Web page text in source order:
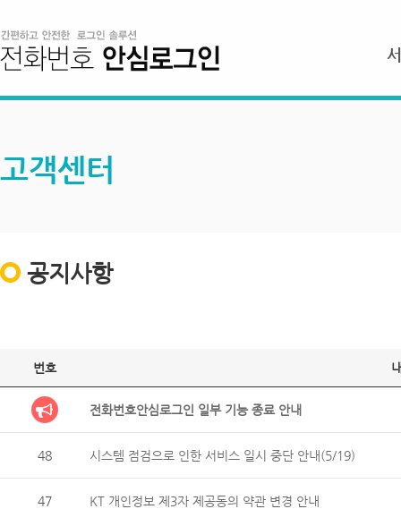
고객센터
공지사항
번호
전화번호안심로그인 일부 기능 종료 안내
48 시스템 점검으로 인한 서비스 일시 중단 안내(5/19)
47 KT 개인정보 제3자 제공동의 약관 변경 안내